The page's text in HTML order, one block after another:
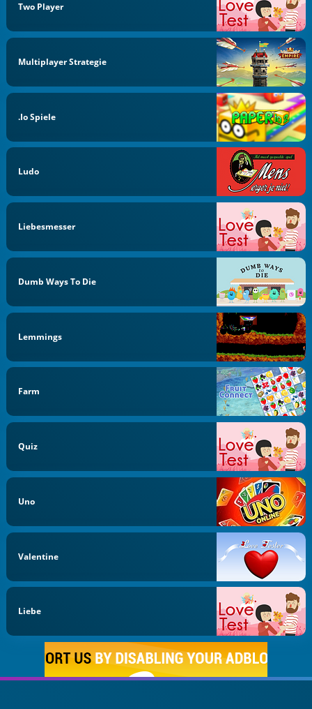
Two Player
Multiplayer Strategie
.io Spiele
Ludo
Liebesmesser
Dumb Ways To Die
Lemmings
Farm
Quiz
Uno
Valentine
Liebe